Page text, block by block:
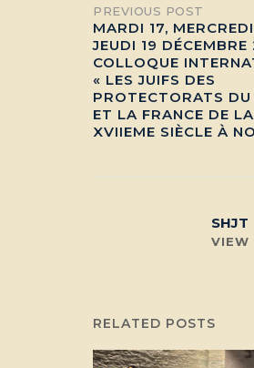
Post
navigation
PREVIOUS POST
MARDI 17,
JEUDI 19 DÉCEMBRE
COLLOQUE
« LES JUIFS DES
PROTECTORATS DU
ET LA FRANCE DE
XVIIEME SIÈCLE À
SHJT
VIEW
RELATED POSTS